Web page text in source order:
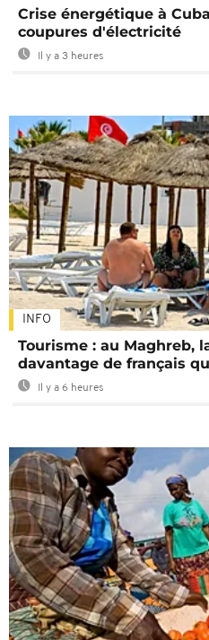
Crise énergétique à
coupures d'électricité
Il y a 3 heures
INFO
Tourisme : au Maghreb,
davantage de français
Il y a 6 heures